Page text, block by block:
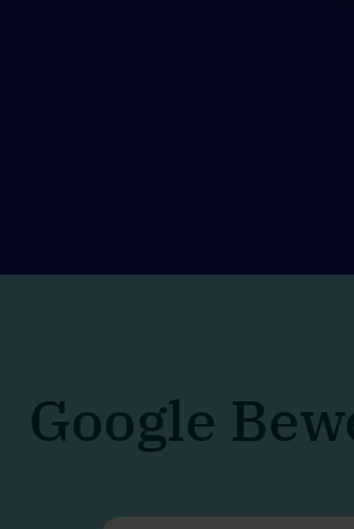
Google